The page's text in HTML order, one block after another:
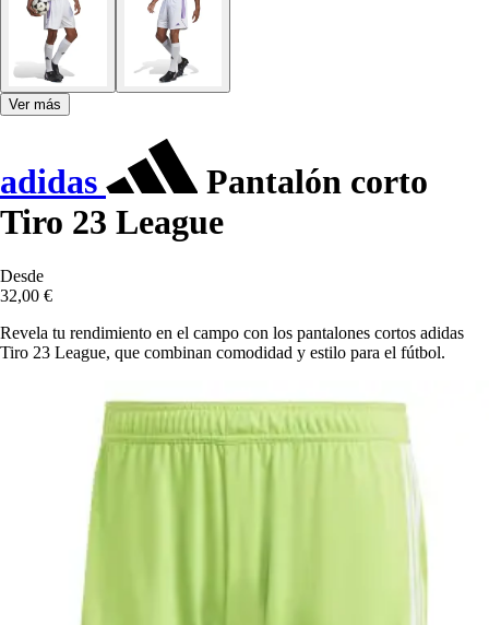
Ver más
adidas
Pantalón corto
Tiro 23 League
Desde
32,00 €
Revela tu rendimiento en el campo con los pantalones cortos adidas
Tiro 23 League, que combinan comodidad y estilo para el fútbol.